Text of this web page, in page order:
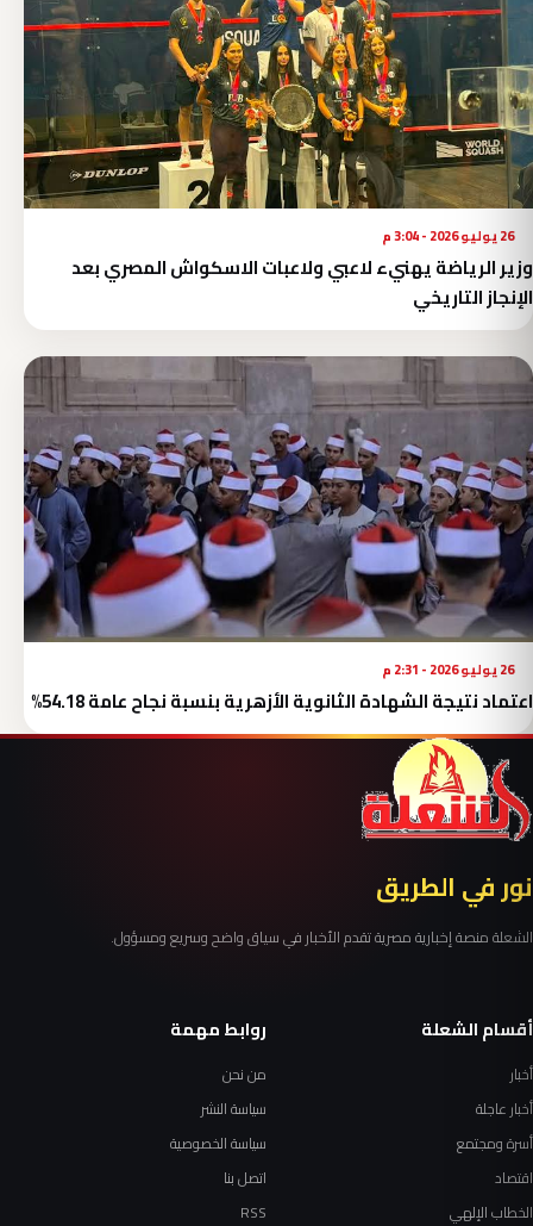
26 يوليو 2026 - 3:04 م
وزير الرياضة يهنيء لاعبي ولاعبات الاسكواش المصري بعد
الإنجاز التاريخي
26 يوليو 2026 - 2:31 م
اعتماد نتيجة الشهادة الثانوية الأزهرية بنسبة نجاح عامة 54.18%
نور في الطريق
الشعلة منصة إخبارية مصرية تقدم الأخبار في سياق واضح وسريع ومسؤول.
أقسام الشعلة
أخبار
أخبار عاجلة
أسرة ومجتمع
اقتصاد
الخطاب الإلهي
روابط مهمة
من نحن
سياسة النشر
سياسة الخصوصية
اتصل بنا
RSS